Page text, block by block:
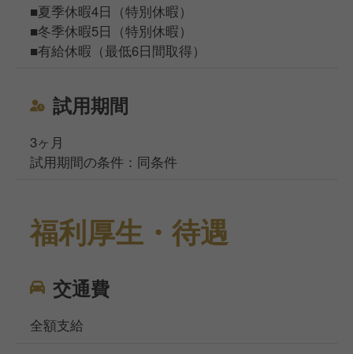
■夏季休暇4日（特別休暇）
■冬季休暇5日（特別休暇）
■有給休暇（最低6日間取得）
試用期間
3ヶ月
試用期間の条件：同条件
福利厚生・待遇
交通費
全額支給